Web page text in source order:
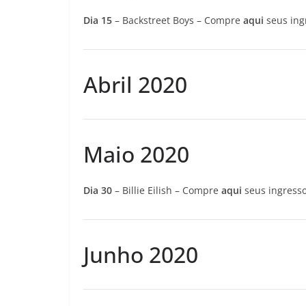
Dia 15 – Backstreet Boys – Compre aqui seus
Abril 2020
Maio 2020
Dia 30 – Billie Eilish – Compre aqui seus
Junho 2020